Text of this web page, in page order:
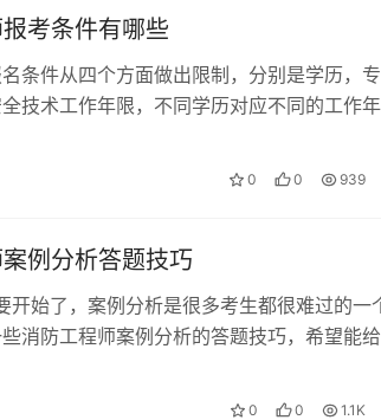
考条件有哪些
条件从四个方面做出限制，分别是学历，专
技术工作年限，不同学历对应不同的工作年
0 0 939
例分析答题技巧
始了，案例分析是很多考生都很难过的一
消防工程师案例分析的答题技巧，希望能给
0 0 1.1K